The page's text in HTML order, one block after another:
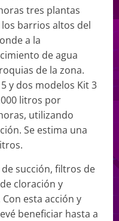
tres plantas
barrios altos del
a la
de agua
de la zona.
y dos modelos Kit 3
litros por
utilizando
Se estima una
succión, filtros de
cloración y
esta acción y
beneficiar hasta a